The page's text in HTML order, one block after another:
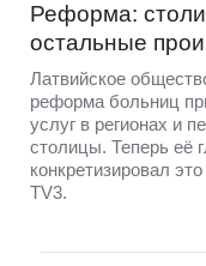
Реформа:
остальные
Латвийское
реформа больниц
услуг в регионах и
столицы. Теперь её
конкретизировал
TV3.